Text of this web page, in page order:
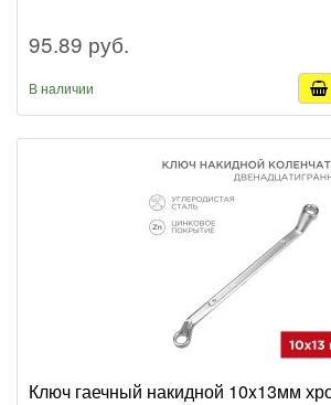
95.89 руб.
В наличии
Ключ гаечный накидной 10x13мм